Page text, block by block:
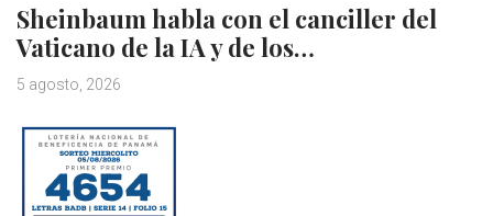
Sheinbaum habla con el canciller del
Vaticano de la IA y de los…
5 agosto, 2026